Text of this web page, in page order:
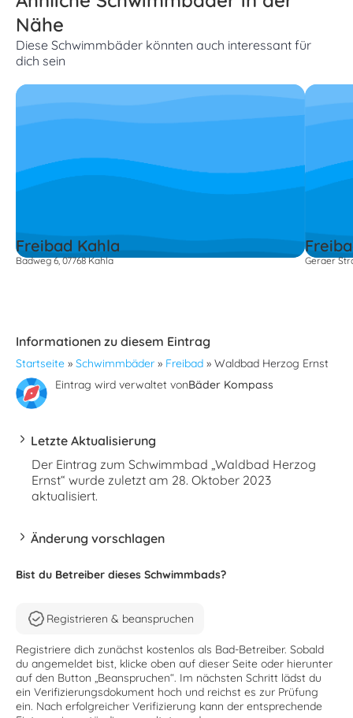
Nähe
Diese Schwimmbäder könnten auch interessant für
dich sein
Freibad Kahla
Badweg 6, 07768 Kahla Geraer
Informationen zu diesem Eintrag
Startseite » Schwimmbäder » Freibad » Waldbad Herzog Ernst
Eintrag wird verwaltet vonBäder Kompass
Letzte Aktualisierung
Der Eintrag zum Schwimmbad „Waldbad Herzog
Ernst“ wurde zuletzt am 28. Oktober 2023
aktualisiert.
Änderung vorschlagen
Bist du Betreiber dieses Schwimmbads?
Registrieren & beanspruchen
Registriere dich zunächst kostenlos als Bad-Betreiber. Sobald
du angemeldet bist, klicke oben auf dieser Seite oder hierunter
auf den Button „Beanspruchen“. Im nächsten Schritt lädst du
ein Verifizierungsdokument hoch und reichst es zur Prüfung
ein. Nach erfolgreicher Verifizierung kann der entsprechende